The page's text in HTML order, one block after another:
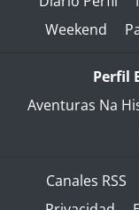
Weekend
Perfil
Aventuras Na
Canales RSS